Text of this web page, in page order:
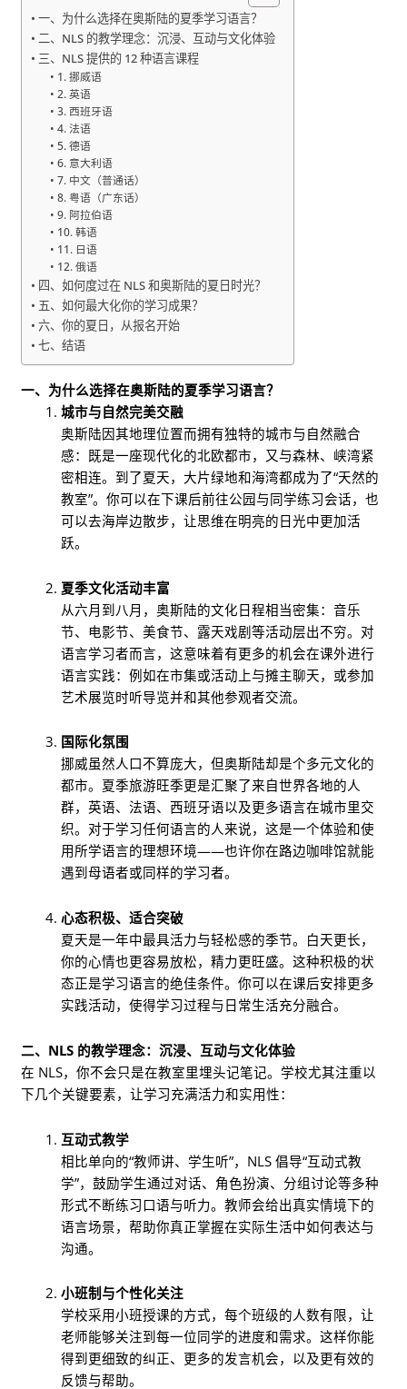
一、为什么选择在奥斯陆的夏季学习语言？
二、NLS 的教学理念：沉浸、互动与文化体验
三、NLS 提供的 12 种语言课程
1. 挪威语
2. 英语
3. 西班牙语
4. 法语
5. 德语
6. 意大利语
7. 中文（普通话）
8. 粤语（广东话）
9. 阿拉伯语
10. 韩语
11. 日语
12. 俄语
四、如何度过在 NLS 和奥斯陆的夏日时光？
五、如何最大化你的学习成果？
六、你的夏日，从报名开始
七、结语
一、为什么选择在奥斯陆的夏季学习语言？
城市与自然完美交融
奥斯陆因其地理位置而拥有独特的城市与自然融合
感：既是一座现代化的北欧都市，又与森林、峡湾紧
密相连。到了夏天，大片绿地和海湾都成为了“天然的
教室”。你可以在下课后前往公园与同学练习会话，也
可以去海岸边散步，让思维在明亮的日光中更加活
跃。
夏季文化活动丰富
从六月到八月，奥斯陆的文化日程相当密集：音乐
节、电影节、美食节、露天戏剧等活动层出不穷。对
语言学习者而言，这意味着有更多的机会在课外进行
语言实践：例如在市集或活动上与摊主聊天，或参加
艺术展览时听导览并和其他参观者交流。
国际化氛围
挪威虽然人口不算庞大，但奥斯陆却是个多元文化的
都市。夏季旅游旺季更是汇聚了来自世界各地的人
群，英语、法语、西班牙语以及更多语言在城市里交
织。对于学习任何语言的人来说，这是一个体验和使
用所学语言的理想环境——也许你在路边咖啡馆就能
遇到母语者或同样的学习者。
心态积极、适合突破
夏天是一年中最具活力与轻松感的季节。白天更长，
你的心情也更容易放松，精力更旺盛。这种积极的状
态正是学习语言的绝佳条件。你可以在课后安排更多
实践活动，使得学习过程与日常生活充分融合。
二、NLS 的教学理念：沉浸、互动与文化体验
在 NLS，你不会只是在教室里埋头记笔记。学校尤其注重以
下几个关键要素，让学习充满活力和实用性：
互动式教学
相比单向的“教师讲、学生听”，NLS 倡导“互动式教
学”，鼓励学生通过对话、角色扮演、分组讨论等多种
形式不断练习口语与听力。教师会给出真实情境下的
语言场景，帮助你真正掌握在实际生活中如何表达与
沟通。
小班制与个性化关注
学校采用小班授课的方式，每个班级的人数有限，让
老师能够关注到每一位同学的进度和需求。这样你能
得到更细致的纠正、更多的发言机会，以及更有效的
反馈与帮助。